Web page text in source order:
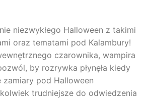
niezwykłego Halloween z takimi
oraz tematami pod Kalambury!
czarownika, wampira
by rozrywka płynęła kiedy
zamiary pod Halloween
trudniejsze do odwiedzenia